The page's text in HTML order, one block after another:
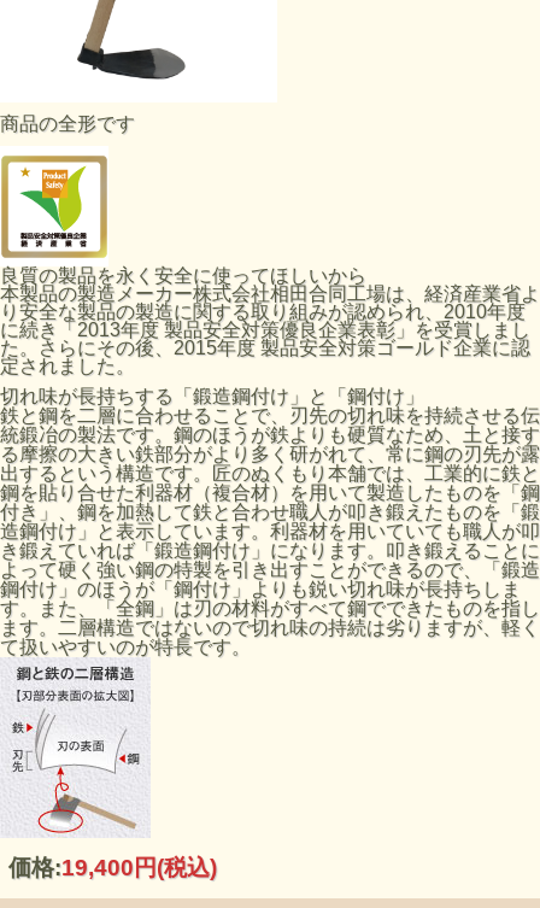
商品の全形です
良質の製品を永く安全に使ってほしいから
本製品の製造メーカー株式会社相田合同工場は、経済産業省よ
り安全な製品の製造に関する取り組みが認められ、2010年度
に続き「2013年度 製品安全対策優良企業表彰」を受賞しまし
た。さらにその後、2015年度 製品安全対策ゴールド企業に認
定されました。
切れ味が長持ちする「鍛造鋼付け」と「鋼付け」
鉄と鋼を二層に合わせることで、刃先の切れ味を持続させる伝
統鍛冶の製法です。鋼のほうが鉄よりも硬質なため、土と接す
る摩擦の大きい鉄部分がより多く研がれて、常に鋼の刃先が露
出するという構造です。匠のぬくもり本舗では、工業的に鉄と
鋼を貼り合せた利器材（複合材）を用いて製造したものを「鋼
付き」、鋼を加熱して鉄と合わせ職人が叩き鍛えたものを「鍛
造鋼付け」と表示しています。利器材を用いていても職人が叩
き鍛えていれば「鍛造鋼付け」になります。叩き鍛えることに
よって硬く強い鋼の特製を引き出すことができるので、「鍛造
鋼付け」のほうが「鋼付け」よりも鋭い切れ味が長持ちしま
す。また、「全鋼」は刃の材料がすべて鋼でできたものを指し
ます。二層構造ではないので切れ味の持続は劣りますが、軽く
て扱いやすいのが特長です。
価格:19,400円(税込)